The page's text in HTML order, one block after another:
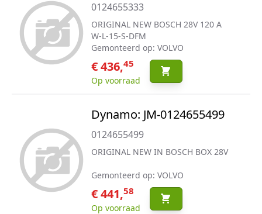
0124655333
ORIGINAL NEW BOSCH 28V 120 A
W-L-15-S-DFM
Gemonteerd op: VOLVO
€ 436,45
Op voorraad
Dynamo: JM-0124655499
0124655499
ORIGINAL NEW IN BOSCH BOX 28V
Gemonteerd op: VOLVO
€ 441,58
Op voorraad